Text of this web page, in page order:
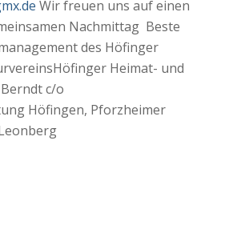
Wir freuen uns auf einen
Nachmittag Beste
des Höfinger
Heimat- und
c/o
Höfingen, Pforzheimer